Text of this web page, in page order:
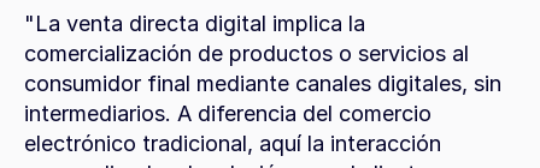
"La venta directa digital implica la
comercialización de productos o servicios al
consumidor final mediante canales digitales, sin
intermediarios. A diferencia del comercio
electrónico tradicional, aquí la interacción